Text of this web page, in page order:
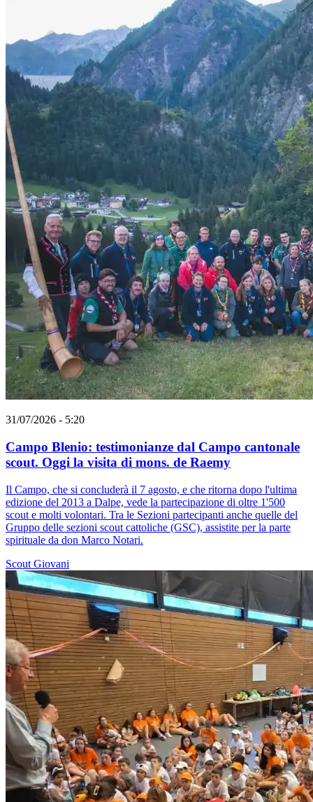
31/07/2026 - 5:20
Campo Blenio: testimonianze dal Campo cantonale
scout. Oggi la visita di mons. de Raemy
Il Campo, che si concluderà il 7 agosto, e che ritorna dopo l'ultima
edizione del 2013 a Dalpe, vede la partecipazione di oltre 1'500
scout e molti volontari. Tra le Sezioni partecipanti anche quelle del
Gruppo delle sezioni scout cattoliche (GSC), assistite per la parte
spirituale da don Marco Notari.
Scout Giovani